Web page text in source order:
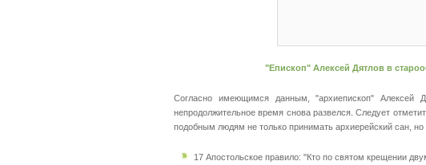
"Епископ" Алексей Дятлов в
Согласно имеющимся данным, "архиепископ" Алексей
непродолжительное время снова развелся. Следует
подобным людям не только принимать архиерейский сан,
17 Апостольское правило: "Кто по святом крещении